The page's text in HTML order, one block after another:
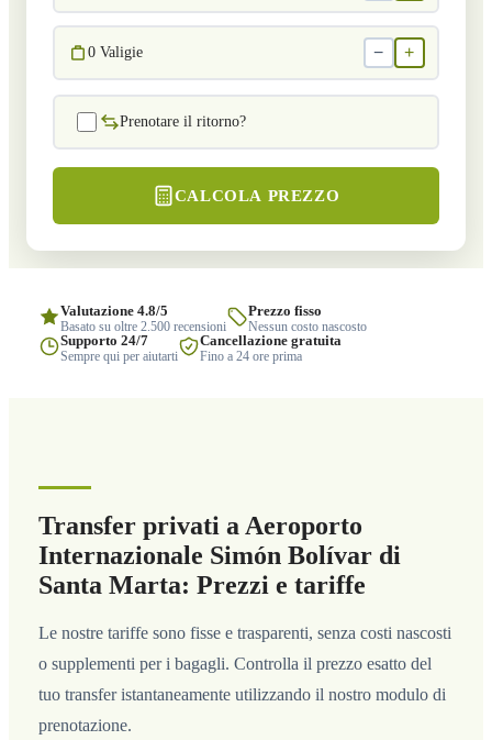
0 Valigie − +
Prenotare il ritorno?
CALCOLA PREZZO
Valutazione 4.8/5
Basato su oltre 2.500 recensioni
Prezzo fisso
Nessun costo nascosto
Supporto 24/7
Sempre qui per aiutarti
Cancellazione gratuita
Fino a 24 ore prima
Transfer privati a Aeroporto
Internazionale Simón Bolívar di
Santa Marta: Prezzi e tariffe
Le nostre tariffe sono fisse e trasparenti, senza costi nascosti
o supplementi per i bagagli. Controlla il prezzo esatto del
tuo transfer istantaneamente utilizzando il nostro modulo di
prenotazione.